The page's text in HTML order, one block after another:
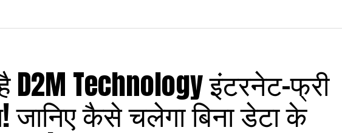
D2M Technology इंटरनेट-फ्री
जानिए कैसे चलेगा बिना डेटा के